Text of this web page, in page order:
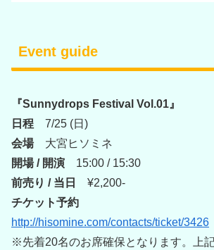
Event guide
『Sunnydrops Festival Vol.01』
日程 7/25 (日)
会場大宮ヒソミネ
開場 / 開演 15:00 / 15:30
前売り / 当日
¥2,200-
チケット予約
http://hisomine.com/contacts/ticket/3426
※先着20名のお席確保となります。上